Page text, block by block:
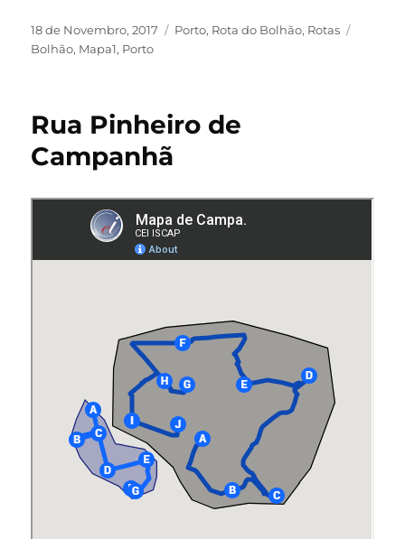
18 de Novembro, 2017 Porto, Rota do Bolhão, Rotas
Bolhão, Mapa1, Porto
Rua Pinheiro de
Campanhã